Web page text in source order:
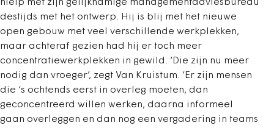
hielp met zijn gelijknamige managementadviesbureau
destijds met het ontwerp. Hij is blij met het nieuwe
open gebouw met veel verschillende werkplekken,
maar achteraf gezien had hij er toch meer
concentratiewerkplekken in gewild. ‘Die zijn nu meer
nodig dan vroeger’, zegt Van Kruistum. ‘Er zijn mensen
die ‘s ochtends eerst in overleg moeten, dan
geconcentreerd willen werken, daarna informeel
gaan overleggen en dan nog een vergadering in teams